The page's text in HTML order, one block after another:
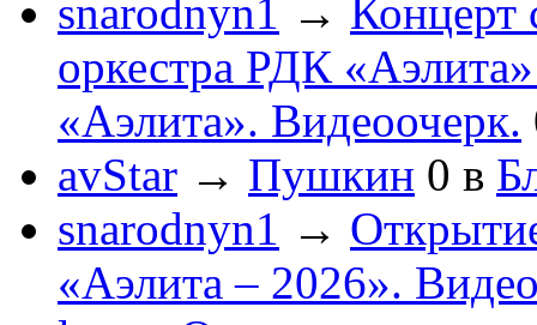
snarodnyn1 → Концерт
оркестра РДК
«Аэлита». Видеоочерк.
avStar → Пушкин 0 в
snarodnyn1 →
«Аэлита – 2026».